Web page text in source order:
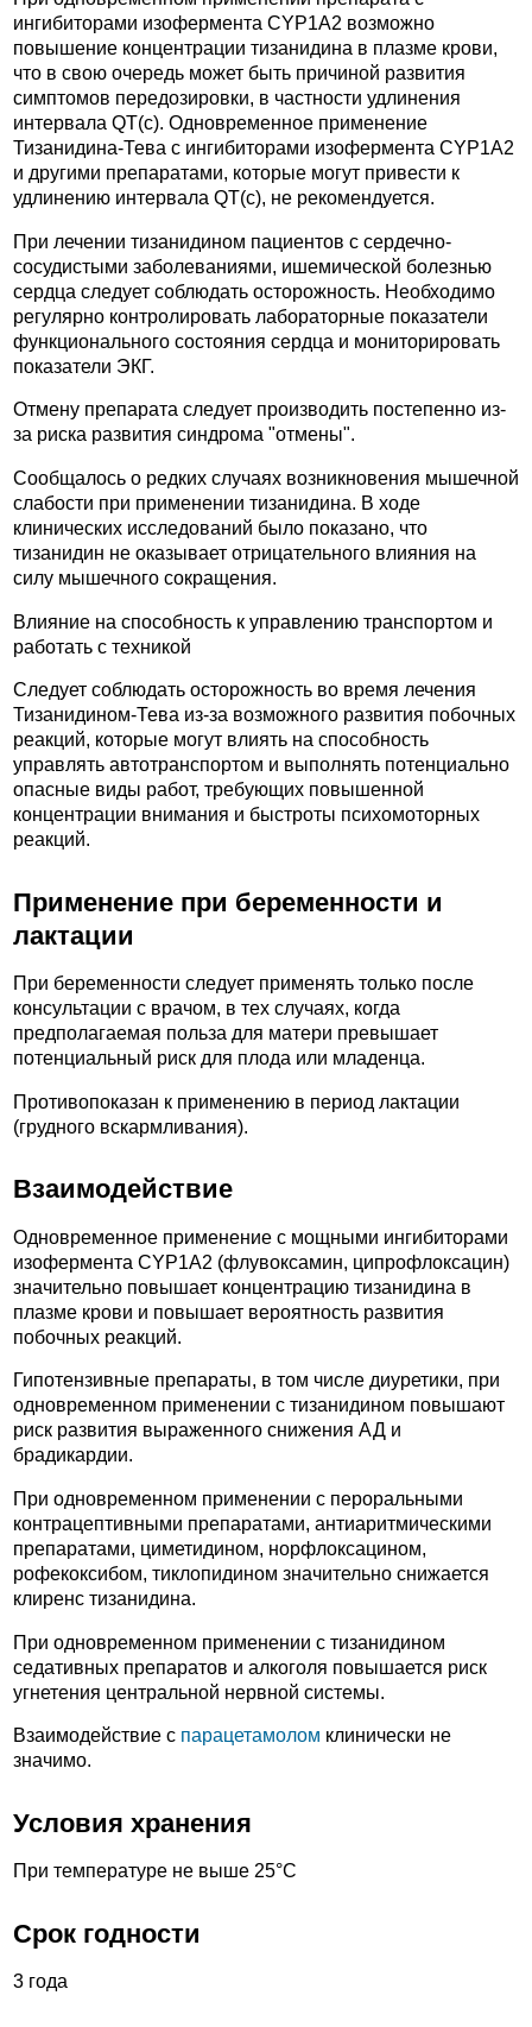
ингибиторами изофермента CYP1A2 возможно
повышение концентрации тизанидина в плазме крови,
что в свою очередь может быть причиной развития
симптомов передозировки, в частности удлинения
интервала QT(c). Одновременное применение
Тизанидина-Тева с ингибиторами изофермента CYP1A2
и другими препаратами, которые могут привести к
удлинению интервала QT(c), не рекомендуется.
При лечении тизанидином пациентов с сердечно-
сосудистыми заболеваниями, ишемической болезнью
сердца следует соблюдать осторожность. Необходимо
регулярно контролировать лабораторные показатели
функционального состояния сердца и мониторировать
показатели ЭКГ.
Отмену препарата следует производить постепенно из-
за риска развития синдрома "отмены".
Сообщалось о редких случаях возникновения мышечной
слабости при применении тизанидина. В ходе
клинических исследований было показано, что
тизанидин не оказывает отрицательного влияния на
силу мышечного сокращения.
Влияние на способность к управлению транспортом и
работать с техникой
Следует соблюдать осторожность во время лечения
Тизанидином-Тева из-за возможного развития побочных
реакций, которые могут влиять на способность
управлять автотранспортом и выполнять потенциально
опасные виды работ, требующих повышенной
концентрации внимания и быстроты психомоторных
реакций.
Применение при беременности и
лактации
При беременности следует применять только после
консультации с врачом, в тех случаях, когда
предполагаемая польза для матери превышает
потенциальный риск для плода или младенца.
Противопоказан к применению в период лактации
(грудного вскармливания).
Взаимодействие
Одновременное применение с мощными ингибиторами
изофермента CYP1A2 (флувоксамин, ципрофлоксацин)
значительно повышает концентрацию тизанидина в
плазме крови и повышает вероятность развития
побочных реакций.
Гипотензивные препараты, в том числе диуретики, при
одновременном применении с тизанидином повышают
риск развития выраженного снижения АД и
брадикардии.
При одновременном применении с пероральными
контрацептивными препаратами, антиаритмическими
препаратами, циметидином, норфлоксацином,
рофекоксибом, тиклопидином значительно снижается
клиренс тизанидина.
При одновременном применении с тизанидином
седативных препаратов и алкоголя повышается риск
угнетения центральной нервной системы.
Взаимодействие с парацетамолом клинически не
значимо.
Условия хранения
При температуре не выше 25°С
Срок годности
3 года